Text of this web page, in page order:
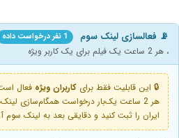
📡 فعالسازی لینک سوم 1 نفر درخواست داده
، هر 2 ساعت یک فیلم برای یک کاربر ویژه
🔒 این قابلیت فقط برای کاربران ویژه فعال
ایران را ثبت کنید و دقایقی بعد به لینک